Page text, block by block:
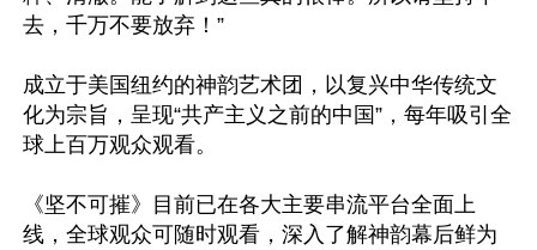
去，千万不要放弃！”
成立于美国纽约的神韵艺术团，以复兴中华传统文
化为宗旨，呈现“共产主义之前的中国”，每年吸引全
球上百万观众观看。
《坚不可摧》目前已在各大主要串流平台全面上
线，全球观众可随时观看，深入了解神韵幕后鲜为